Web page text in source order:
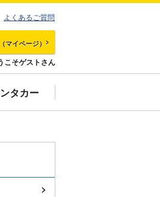
（マイページ）
こそゲストさん
タカー
よくあるご質問